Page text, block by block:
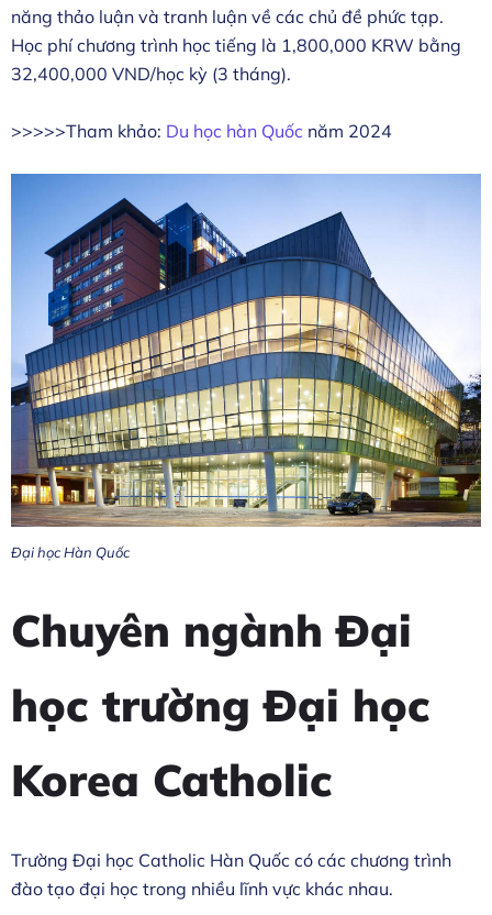
năng thảo luận và tranh luận về các chủ đề phức tạp.
Học phí chương trình học tiếng là 1,800,000 KRW bằng
32,400,000 VND/học kỳ (3 tháng).
>>>>>Tham khảo: Du học hàn Quốc năm 2024
Đại học Hàn Quốc
Chuyên ngành Đại
học trường Đại học
Korea Catholic
Trường Đại học Catholic Hàn Quốc có các chương trình
đào tạo đại học trong nhiều lĩnh vực khác nhau.